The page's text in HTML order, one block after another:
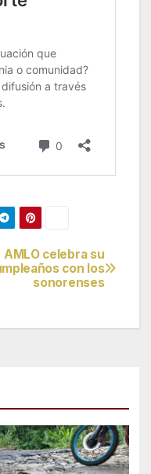
AMLO celebra su
con los
sonorenses